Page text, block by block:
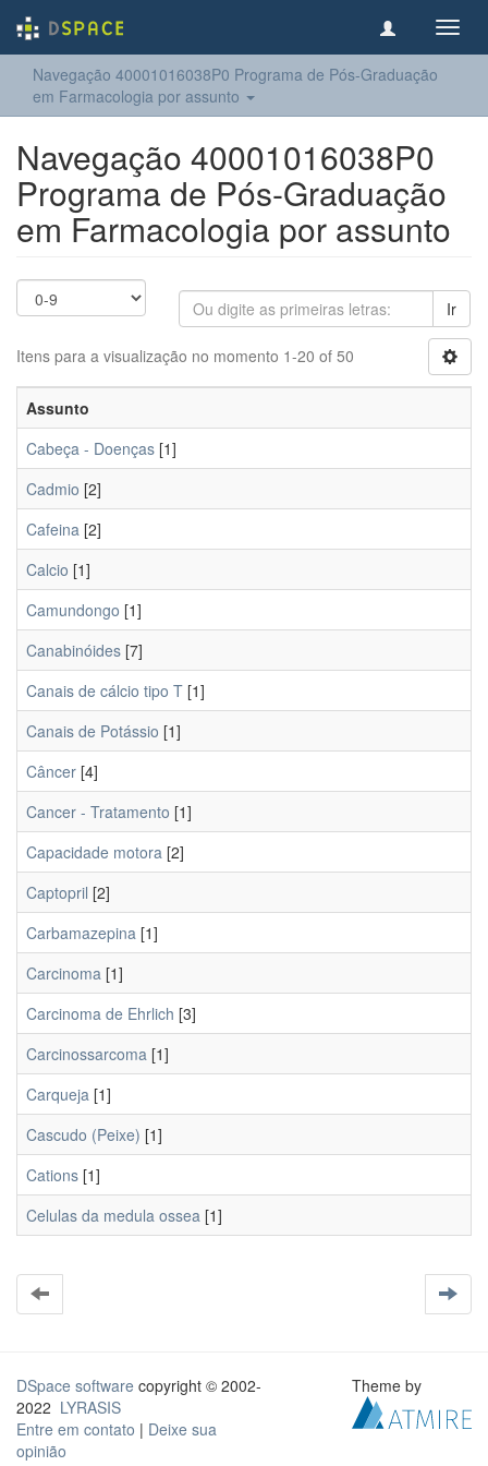
Navegação 40001016038P0 Programa de Pós-Graduação
em Farmacologia por assunto
Navegação 40001016038P0
Programa de Pós-Graduação
em Farmacologia por assunto
Ir
Itens para a visualização no momento 1-20 of 50
Assunto
Cabeça - Doenças [1]
Cadmio [2]
Cafeina [2]
Calcio [1]
Camundongo [1]
Canabinóides [7]
Canais de cálcio tipo T [1]
Canais de Potássio [1]
Câncer [4]
Cancer - Tratamento [1]
Capacidade motora [2]
Captopril [2]
Carbamazepina [1]
Carcinoma [1]
Carcinoma de Ehrlich [3]
Carcinossarcoma [1]
Carqueja [1]
Cascudo (Peixe) [1]
Cations [1]
Celulas da medula ossea [1]
DSpace software copyright © 2002-
2022 LYRASIS
Entre em contato | Deixe sua
opinião
Theme by